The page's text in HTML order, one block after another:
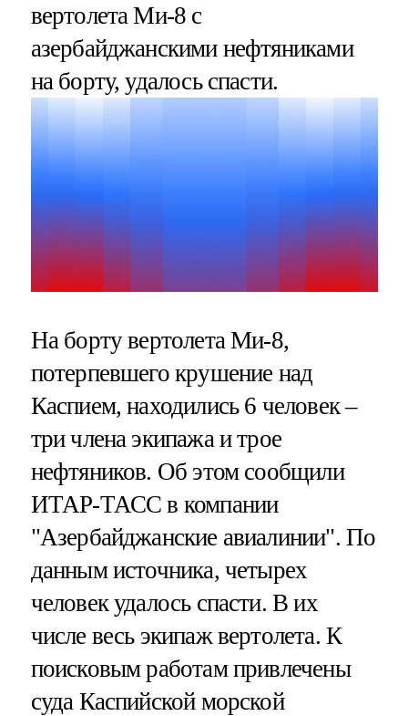
вертолета Ми-8 с
азербайджанскими нефтяниками
на борту, удалось спасти.
На борту вертолета Ми-8,
потерпевшего крушение над
Каспием, находились 6 человек –
три члена экипажа и трое
нефтяников. Об этом сообщили
ИТАР-ТАСС в компании
"Азербайджанские авиалинии". По
данным источника, четырех
человек удалось спасти. В их
числе весь экипаж вертолета. К
поисковым работам привлечены
суда Каспийской морской